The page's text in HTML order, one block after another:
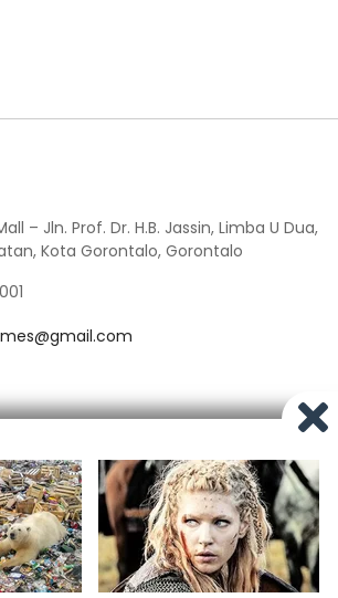
– Jln. Prof. Dr. H.B. Jassin, Limba U Dua,
Kota Gorontalo, Gorontalo
Redaksi
Pedoman Media Siber
Berita